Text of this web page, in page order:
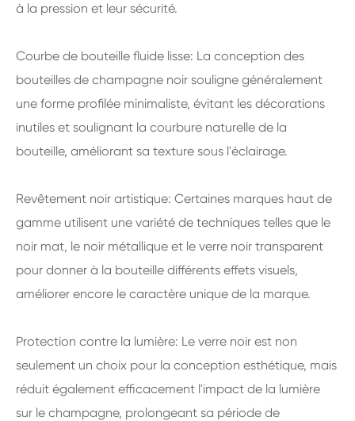
à la pression et leur sécurité.
Courbe de bouteille fluide lisse: La conception des
bouteilles de champagne noir souligne généralement
une forme profilée minimaliste, évitant les décorations
inutiles et soulignant la courbure naturelle de la
bouteille, améliorant sa texture sous l'éclairage.
Revêtement noir artistique: Certaines marques haut de
gamme utilisent une variété de techniques telles que le
noir mat, le noir métallique et le verre noir transparent
pour donner à la bouteille différents effets visuels,
améliorer encore le caractère unique de la marque.
Protection contre la lumière: Le verre noir est non
seulement un choix pour la conception esthétique, mais
réduit également efficacement l'impact de la lumière
sur le champagne, prolongeant sa période de